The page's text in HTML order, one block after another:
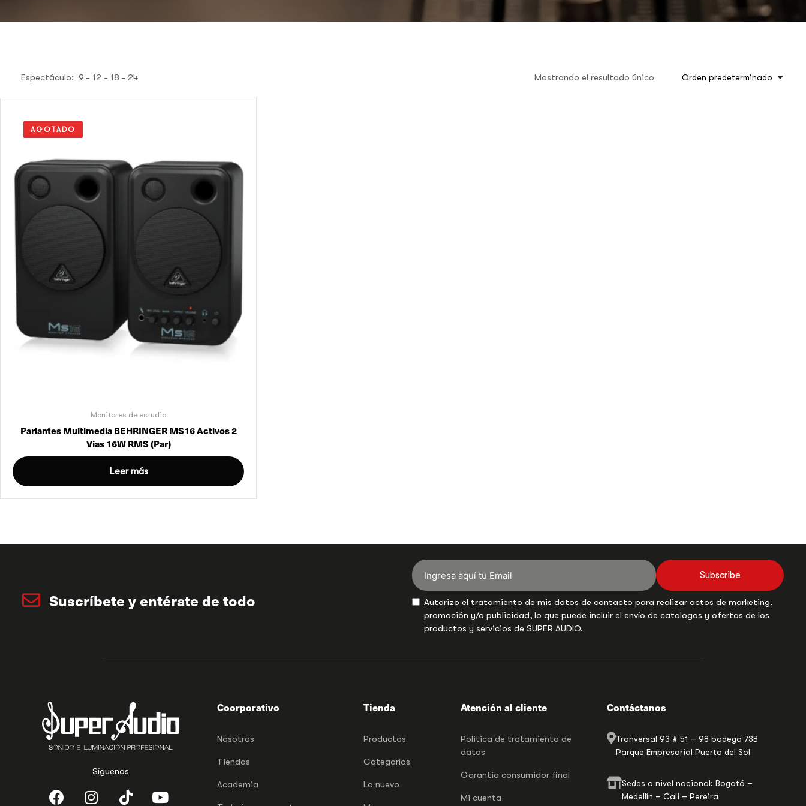
Espectáculo: 9 12 18 24 Mostrando el resultado único Orden predeterminado
AGOTADO
Monitores de estudio
Parlantes Multimedia BEHRINGER MS16 Activos 2
Vias 16W RMS (Par)
Leer más
Suscríbete y entérate de todo
Subscribe
Autorizo el tratamiento de mis datos de contacto para realizar actos de marketing,
promoción y/o publicidad, lo que puede incluir el envío de catalogos y ofertas de los
productos y servicios de SUPER AUDIO.
Síguenos
Coorporativo
Nosotros
Tiendas
Academia
Tienda
Productos
Categorías
Lo nuevo
Atención al cliente
Politica de tratamiento de
datos
Garantia consumidor final
Mi cuenta
Contáctanos
Tranversal 93 # 51 – 98 bodega 73B
Parque Empresarial Puerta del Sol
Sedes a nivel nacional: Bogotá –
Medellín – Cali – Pereira